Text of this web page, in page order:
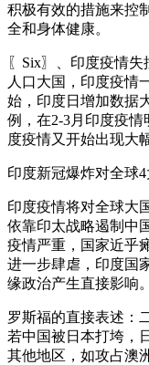
积极有效的措施来控
全和身体健康。
〖Six〗、印度疫情
人口大国，印度疫情
始，印度日增加数据
例，在2-3月印度疫
度疫情又开始出现大
印度新冠爆炸对全球
印度疫情将对全球大
依靠印太战略遏制中
疫情严重，国家近乎
进一步肆虐，印度国
缘政治产生直接影响。
罗斯福的直接表述：
若中国被日本打垮，
其他地区，如攻占澳